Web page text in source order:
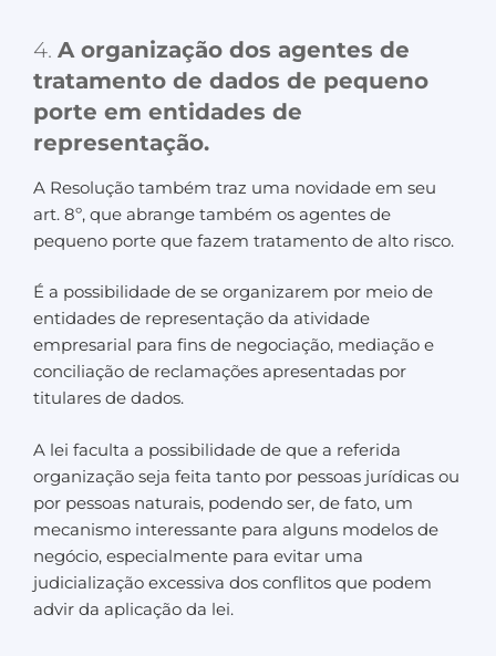
4. A organização dos agentes de
tratamento de dados de pequeno
porte em entidades de
representação.
A Resolução também traz uma novidade em seu
art. 8º, que abrange também os agentes de
pequeno porte que fazem tratamento de alto risco.
É a possibilidade de se organizarem por meio de
entidades de representação da atividade
empresarial para fins de negociação, mediação e
conciliação de reclamações apresentadas por
titulares de dados.
A lei faculta a possibilidade de que a referida
organização seja feita tanto por pessoas jurídicas ou
por pessoas naturais, podendo ser, de fato, um
mecanismo interessante para alguns modelos de
negócio, especialmente para evitar uma
judicialização excessiva dos conflitos que podem
advir da aplicação da lei.